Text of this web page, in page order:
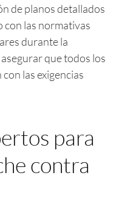
de planos detallados
con las normativas
durante la
que todos los
las exigencias
para
contra